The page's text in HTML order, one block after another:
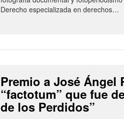
Derecho especializada en derechos…
Premio a José Ángel
“factotum” que fue
de los Perdidos”